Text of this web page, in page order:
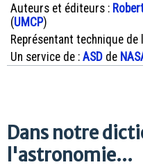
Auteurs et éditeurs :
(UMCP)
Représentant technique de
Un service de : ASD de
Dans notre
l'astronomie...